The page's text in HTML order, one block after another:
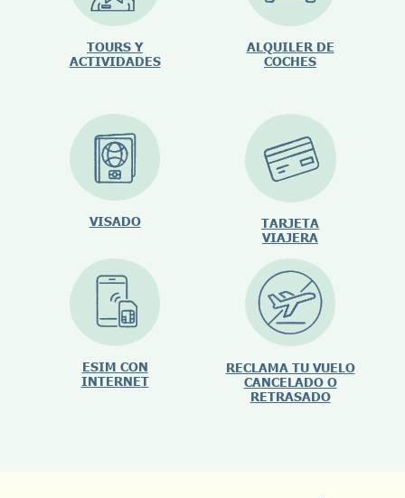
TOURS Y
ACTIVIDADES
ALQUILER DE
COCHES
VISADO
TARJETA
VIAJERA
ESIM CON
INTERNET
RECLAMA TU VUELO
CANCELADO O
RETRASADO